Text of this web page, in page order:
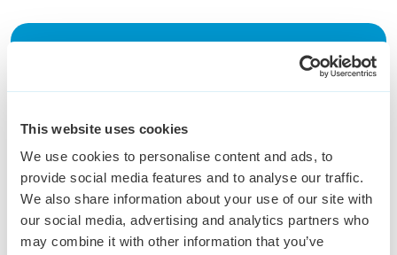
This website uses cookies
We use cookies to personalise content and ads, to
provide social media features and to analyse our traffic.
We also share information about your use of our site with
our social media, advertising and analytics partners who
may combine it with other information that you’ve
Blijf op de hoogte en schrijf je
in voor onze Keser update
Schrijf je in voor de nieuwsbrief